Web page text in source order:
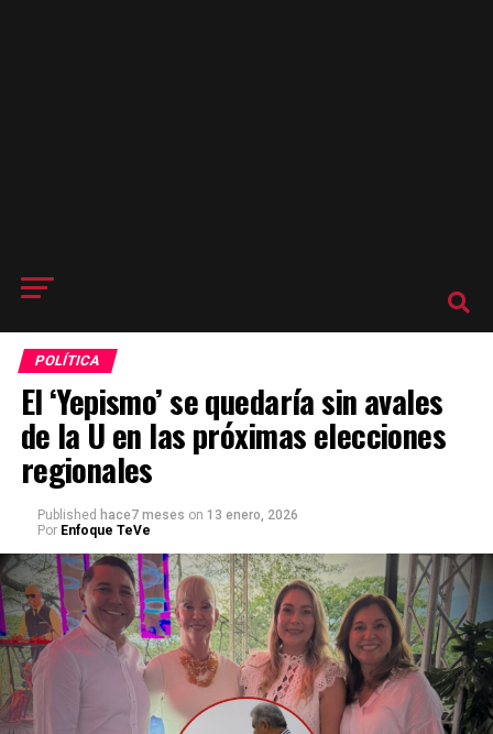
POLÍTICA
El ‘Yepismo’ se quedaría sin avales
de la U en las próximas elecciones
regionales
Published hace7 meses on 13 enero, 2026
Por Enfoque TeVe